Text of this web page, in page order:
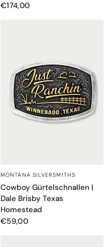
€174,00
SCHNELLANSICHT
MONTANA SILVERSMITHS
Cowboy Gürtelschnallen |
Dale Brisby Texas
Homestead
€59,00